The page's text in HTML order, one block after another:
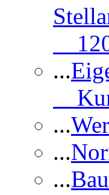
...
...
...
...